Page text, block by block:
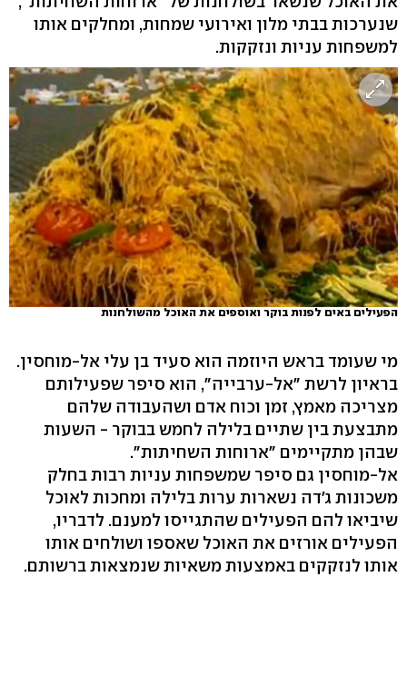
שנערכות בבתי מלון ואירועי שמחות, ומחלקים אותו
למשפחות עניות ונזקקות.
הפעילים באים לפנות בוקר ואוספים את האוכל מהשולחנות
מי שעומד בראש היוזמה הוא סעיד בן עלי אל-מוחסין.
בראיון לרשת "אל-ערבייה", הוא סיפר שפעילותם
מצריכה מאמץ, זמן וכוח אדם ושהעבודה שלהם
מתבצעת בין שתיים בלילה לחמש בבוקר - השעות
שבהן מתקיימים "ארוחות השחיתות".
אל-מוחסין גם סיפר שמשפחות עניות רבות בחלק
משכונות ג'דה נשארות ערות בלילה ומחכות לאוכל
שיביאו להם הפעילים שהתגייסו למענם. לדבריו,
הפעילים אורזים את האוכל שאספו ושולחים אותו
אותו לנזקקים באמצעות משאיות שנמצאות ברשותם.